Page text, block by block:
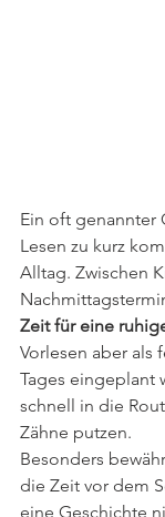
Ein oft genannter
Lesen zu kurz
Alltag. Zwischen
Zeit für eine
Vorlesen aber als
Tages eingeplant
schnell in die
Zähne putzen.
Besonders
die Zeit vor dem
eine Geschichte